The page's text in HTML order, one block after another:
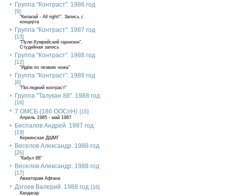
Группа "Контраст". 1986 год
[9]
"Килагай - All right!". Запись с
концерта
Группа "Контраст". 1987 год
[13]
"Пули-Хумрийский гарнизон".
Студийная запись
Группа "Контраст". 1988 год
[12]
"Идём по лезвию ножа"
Группа "Контраст". 1989 год
[6]
"Последний контраст"
Группа "Талукан 88". 1988 год
[16]
7 ОМСБ (186 ООСпН) [15]
Апрель 1985 - май 1987
Беспалов Андрей. 1987 год
[19]
Керкинская ДШМГ
Веселов Александр. 1988 год
[26]
"Кабул 88"
Веселов Александр. 1988 год
[17]
Авиаторам Афгана
Дзгоев Валерий. 1988 год [16]
Кандагар